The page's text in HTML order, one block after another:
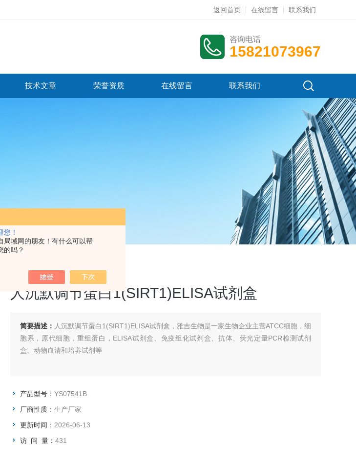
您！
局域网的朋友！有什么可以帮
的吗？
返回首页 在线留言 联系我们
咨询电话
15821073967
技术文章 荣誉资质 在线留言 联系我们
节蛋白1(SIRT1)ELISA试剂盒
人沉默调节蛋白1(SIRT1)ELISA试剂盒
简要描述： 人沉默调节蛋白1(SIRT1)ELISA试剂盒，雅吉生物是一家生物企业主营ATCC细胞，细
胞系，原代细胞，重组蛋白，ELISA试剂盒、免疫组化试剂盒、抗体、荧光定量PCR检测试剂
盒、动物血清和培养试剂等
产品型号： YS07541B
厂商性质： 生产厂家
更新时间： 2026-06-13
访 问 量： 431